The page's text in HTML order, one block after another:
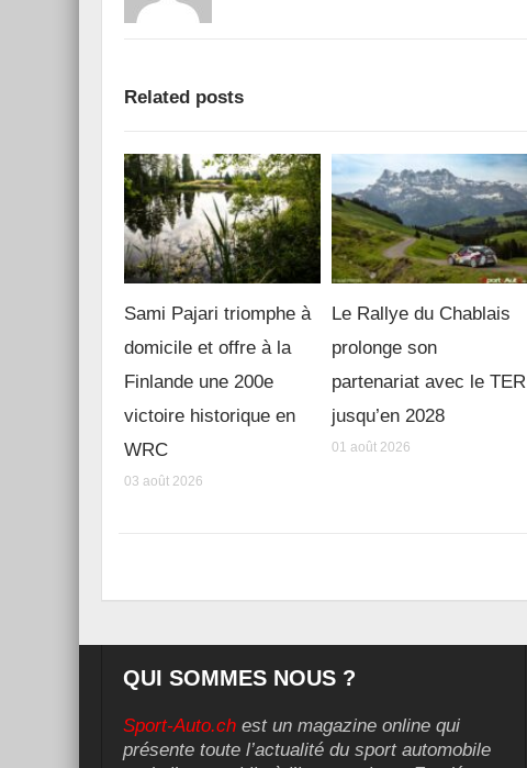
Related posts
Sami Pajari triomphe à
domicile et offre à la
Finlande une 200e
victoire historique en
WRC
03 août 2026
Le Rallye du Chablais
prolonge son
partenariat avec le TER
jusqu’en 2028
01 août 2026
QUI SOMMES NOUS ?
Sport-Auto.ch est un magazine online qui
présente toute l’actualité du sport automobile